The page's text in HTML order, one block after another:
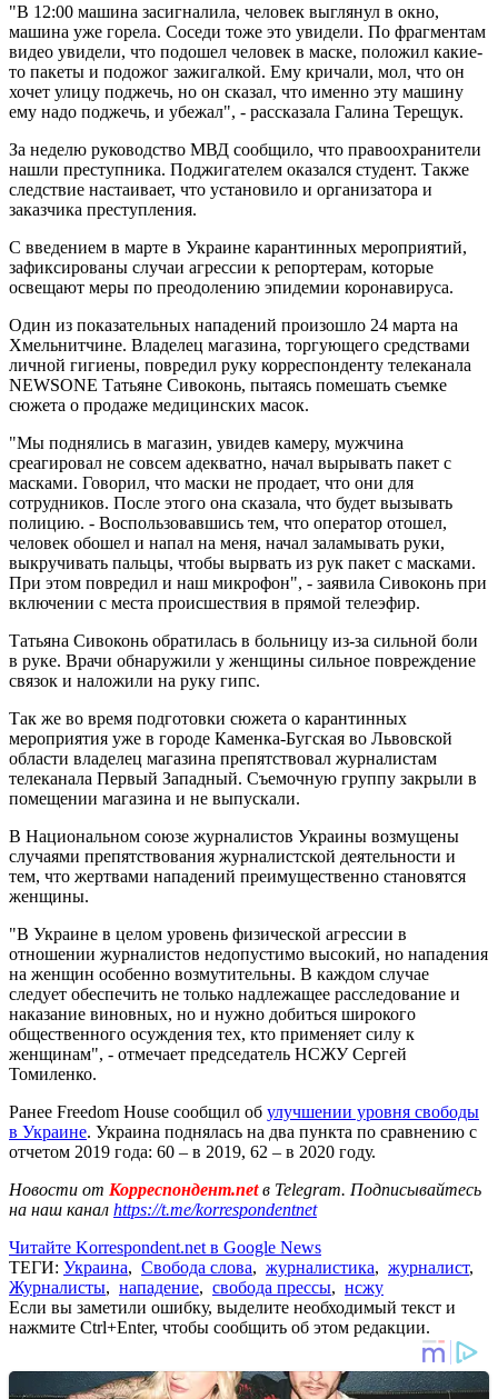
"В 12:00 машина засигналила, человек выглянул в окно,
машина уже горела. Соседи тоже это увидели. По фрагментам
видео увидели, что подошел человек в маске, положил какие-
то пакеты и подожог зажигалкой. Ему кричали, мол, что он
хочет улицу поджечь, но он сказал, что именно эту машину
ему надо поджечь, и убежал", - рассказала Галина Терещук.
За неделю руководство МВД сообщило, что правоохранители
нашли преступника. Поджигателем оказался студент. Также
следствие настаивает, что установило и организатора и
заказчика преступления.
С введением в марте в Украине карантинных мероприятий,
зафиксированы случаи агрессии к репортерам, которые
освещают меры по преодолению эпидемии коронавируса.
Один из показательных нападений произошло 24 марта на
Хмельнитчине. Владелец магазина, торгующего средствами
личной гигиены, повредил руку корреспонденту телеканала
NEWSONE Татьяне Сивоконь, пытаясь помешать съемке
сюжета о продаже медицинских масок.
"Мы поднялись в магазин, увидев камеру, мужчина
среагировал не совсем адекватно, начал вырывать пакет с
масками. Говорил, что маски не продает, что они для
сотрудников. После этого она сказала, что будет вызывать
полицию. - Воспользовавшись тем, что оператор отошел,
человек обошел и напал на меня, начал заламывать руки,
выкручивать пальцы, чтобы вырвать из рук пакет с масками.
При этом повредил и наш микрофон", - заявила Сивоконь при
включении с места происшествия в прямой телеэфир.
Татьяна Сивоконь обратилась в больницу из-за сильной боли
в руке. Врачи обнаружили у женщины сильное повреждение
связок и наложили на руку гипс.
Так же во время подготовки сюжета о карантинных
мероприятия уже в городе Каменка-Бугская во Львовской
области владелец магазина препятствовал журналистам
телеканала Первый Западный. Съемочную группу закрыли в
помещении магазина и не выпускали.
В Национальном союзе журналистов Украины возмущены
случаями препятствования журналистской деятельности и
тем, что жертвами нападений преимущественно становятся
женщины.
"В Украине в целом уровень физической агрессии в
отношении журналистов недопустимо высокий, но нападения
на женщин особенно возмутительны. В каждом случае
следует обеспечить не только надлежащее расследование и
наказание виновных, но и нужно добиться широкого
общественного осуждения тех, кто применяет силу к
женщинам", - отмечает председатель НСЖУ Сергей
Томиленко.
Ранее Freedom House сообщил об улучшении уровня свободы
в Украине. Украина поднялась на два пункта по сравнению с
отчетом 2019 года: 60 – в 2019, 62 – в 2020 году.
Новости от Корреспондент.netв Telegram. Подписывайтесь
на наш канал https://t.me/korrespondentnet
Читайте Korrespondent.net в Google News
ТЕГИ: Украина, Свобода слова, журналистика, журналист,
Журналисты, нападение, свобода прессы, нсжу
Если вы заметили ошибку, выделите необходимый текст и
нажмите Ctrl+Enter, чтобы сообщить об этом редакции.